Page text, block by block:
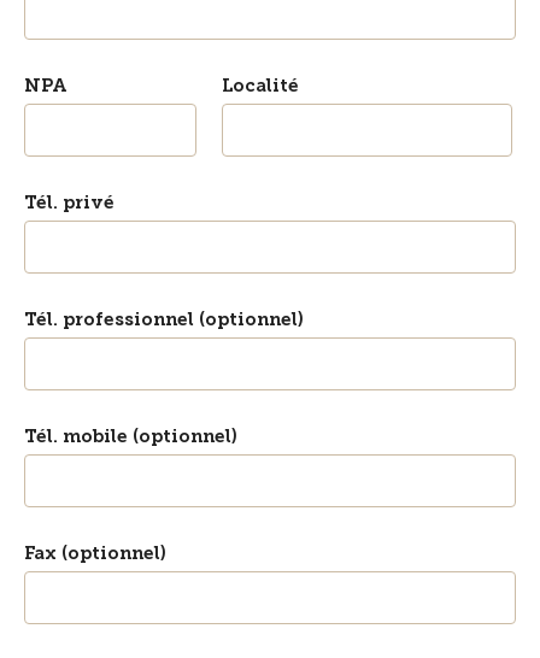
NPA Localité
Tél. privé
Tél. professionnel (optionnel)
Tél. mobile (optionnel)
Fax (optionnel)